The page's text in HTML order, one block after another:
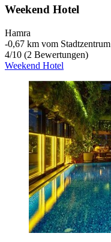
Weekend Hotel
Hamra
‐0,67 km vom Stadtzentrum
4/10 (2 Bewertungen)
Weekend Hotel